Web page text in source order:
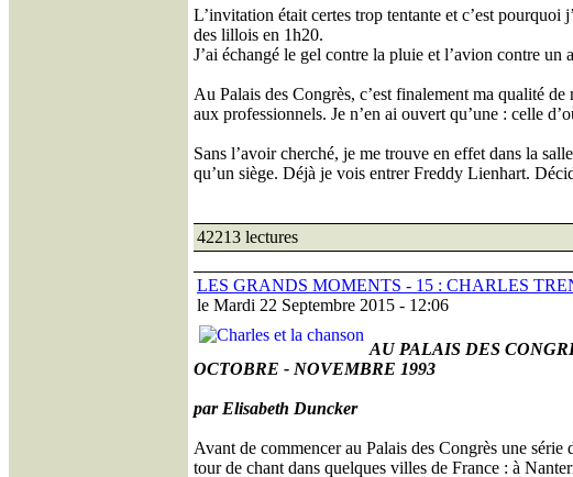
L’invitation était certes trop tentante et c’est
des lillois en 1h20.
J’ai échangé le gel contre la pluie et l’avion contre un
Au Palais des Congrès, c’est finalement ma qualité
aux professionnels. Je n’en ai ouvert qu’une : celle
Sans l’avoir cherché, je me trouve en effet dans la
qu’un siège. Déjà je vois entrer Freddy Lienhart.
42213 lectures
LES GRANDS MOMENTS - 15 : CHARLES
le Mardi 22 Septembre 2015 - 12:06
AU PALAIS DES
OCTOBRE - NOVEMBRE 1993
par Elisabeth Duncker
Avant de commencer au Palais des Congrès une série
tour de chant dans quelques villes de France : à